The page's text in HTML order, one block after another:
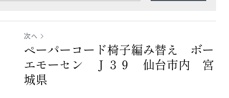
次へ
ペーパーコード椅子編み替え ボー
エモーセン Ｊ３９ 仙台市内 宮
城県